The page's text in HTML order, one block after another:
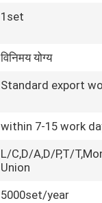
1set
विनिमय योग्य
Standard export
within 7-15 work
L/C,D/A,D/P,T/
Union
5000set/year